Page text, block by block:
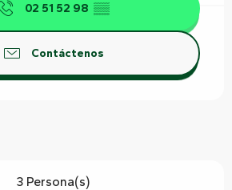
02 51 52 98 ▒▒
Contáctenos
3 Persona(s)